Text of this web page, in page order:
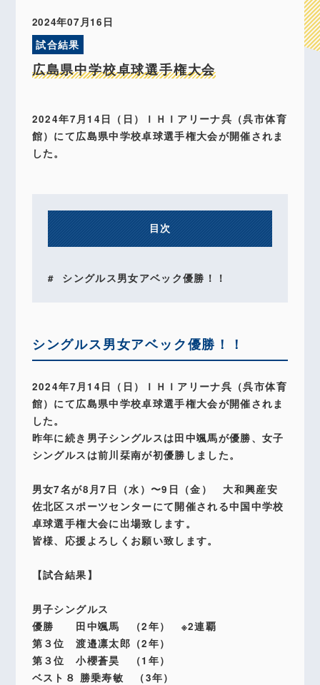
2024年07月16日
試合結果
広島県中学校卓球選手権大会
2024年7月14日（日）ＩＨＩアリーナ呉（呉市体育
館）にて広島県中学校卓球選手権大会が開催されま
した。
目次
シングルス男女アベック優勝！！
シングルス男女アベック優勝！！
2024年7月14日（日）ＩＨＩアリーナ呉（呉市体育
館）にて広島県中学校卓球選手権大会が開催されま
した。
昨年に続き男子シングルスは田中颯馬が優勝、女子
シングルスは前川栞南が初優勝しました。
男女7名が8月7日（水）〜9日（金） 大和興産安
佐北区スポーツセンターにて開催される中国中学校
卓球選手権大会に出場致します。
皆様、応援よろしくお願い致します。
【試合結果】
男子シングルス
優勝 田中颯馬 （2年） ※2連覇
第３位 渡邉凛太郎（2年）
第３位 小櫻蒼昊 （1年）
ベスト８ 勝乗寿敏 （3年）